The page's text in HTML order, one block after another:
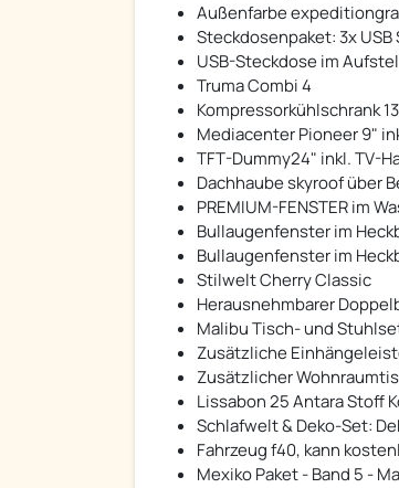
Außenfarbe
Steckdosenpaket: 3x
USB-Steckdose im
Truma Combi 4
Kompressorkühlschrank
Mediacenter Pioneer 9"
TFT-Dummy24" inkl. TV-
Dachhaube skyroof über
PREMIUM-FENSTER im
Bullaugenfenster im
Bullaugenfenster im
Stilwelt Cherry Classic
Herausnehmbarer
Malibu Tisch- und
Zusätzliche
Zusätzlicher
Lissabon 25 Antara Stoff
Schlafwelt & Deko-Set:
Fahrzeug f40, kann
Mexiko Paket - Band 5 -